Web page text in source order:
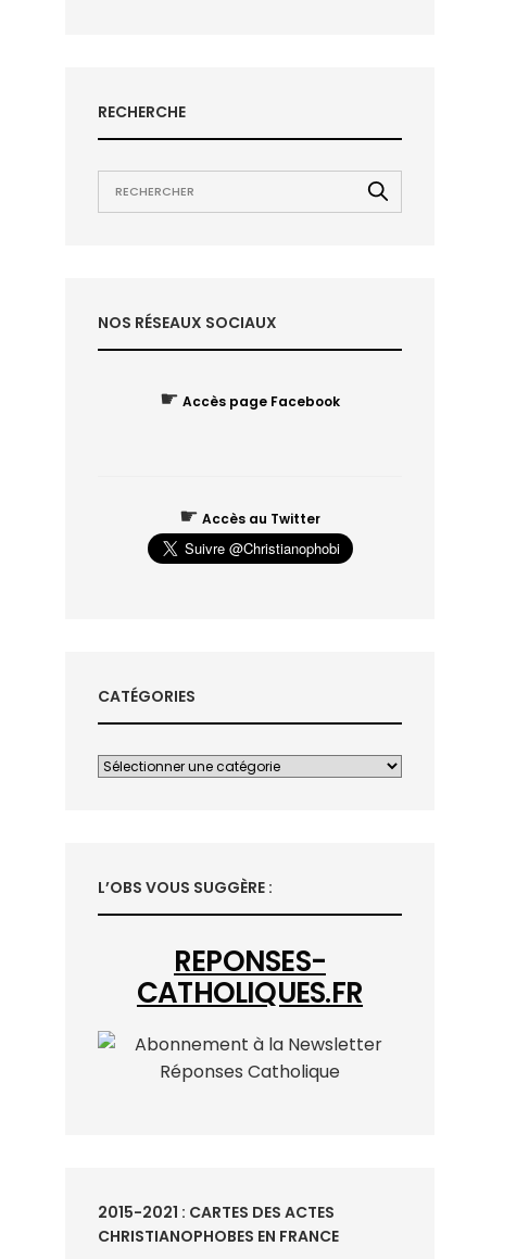
RECHERCHE
NOS RÉSEAUX SOCIAUX
☛ Accès page Facebook
☛ Accès au Twitter
CATÉGORIES
L’OBS VOUS SUGGÈRE :
REPONSES-
CATHOLIQUES.FR
2015-2021 : CARTES DES ACTES
CHRISTIANOPHOBES EN FRANCE